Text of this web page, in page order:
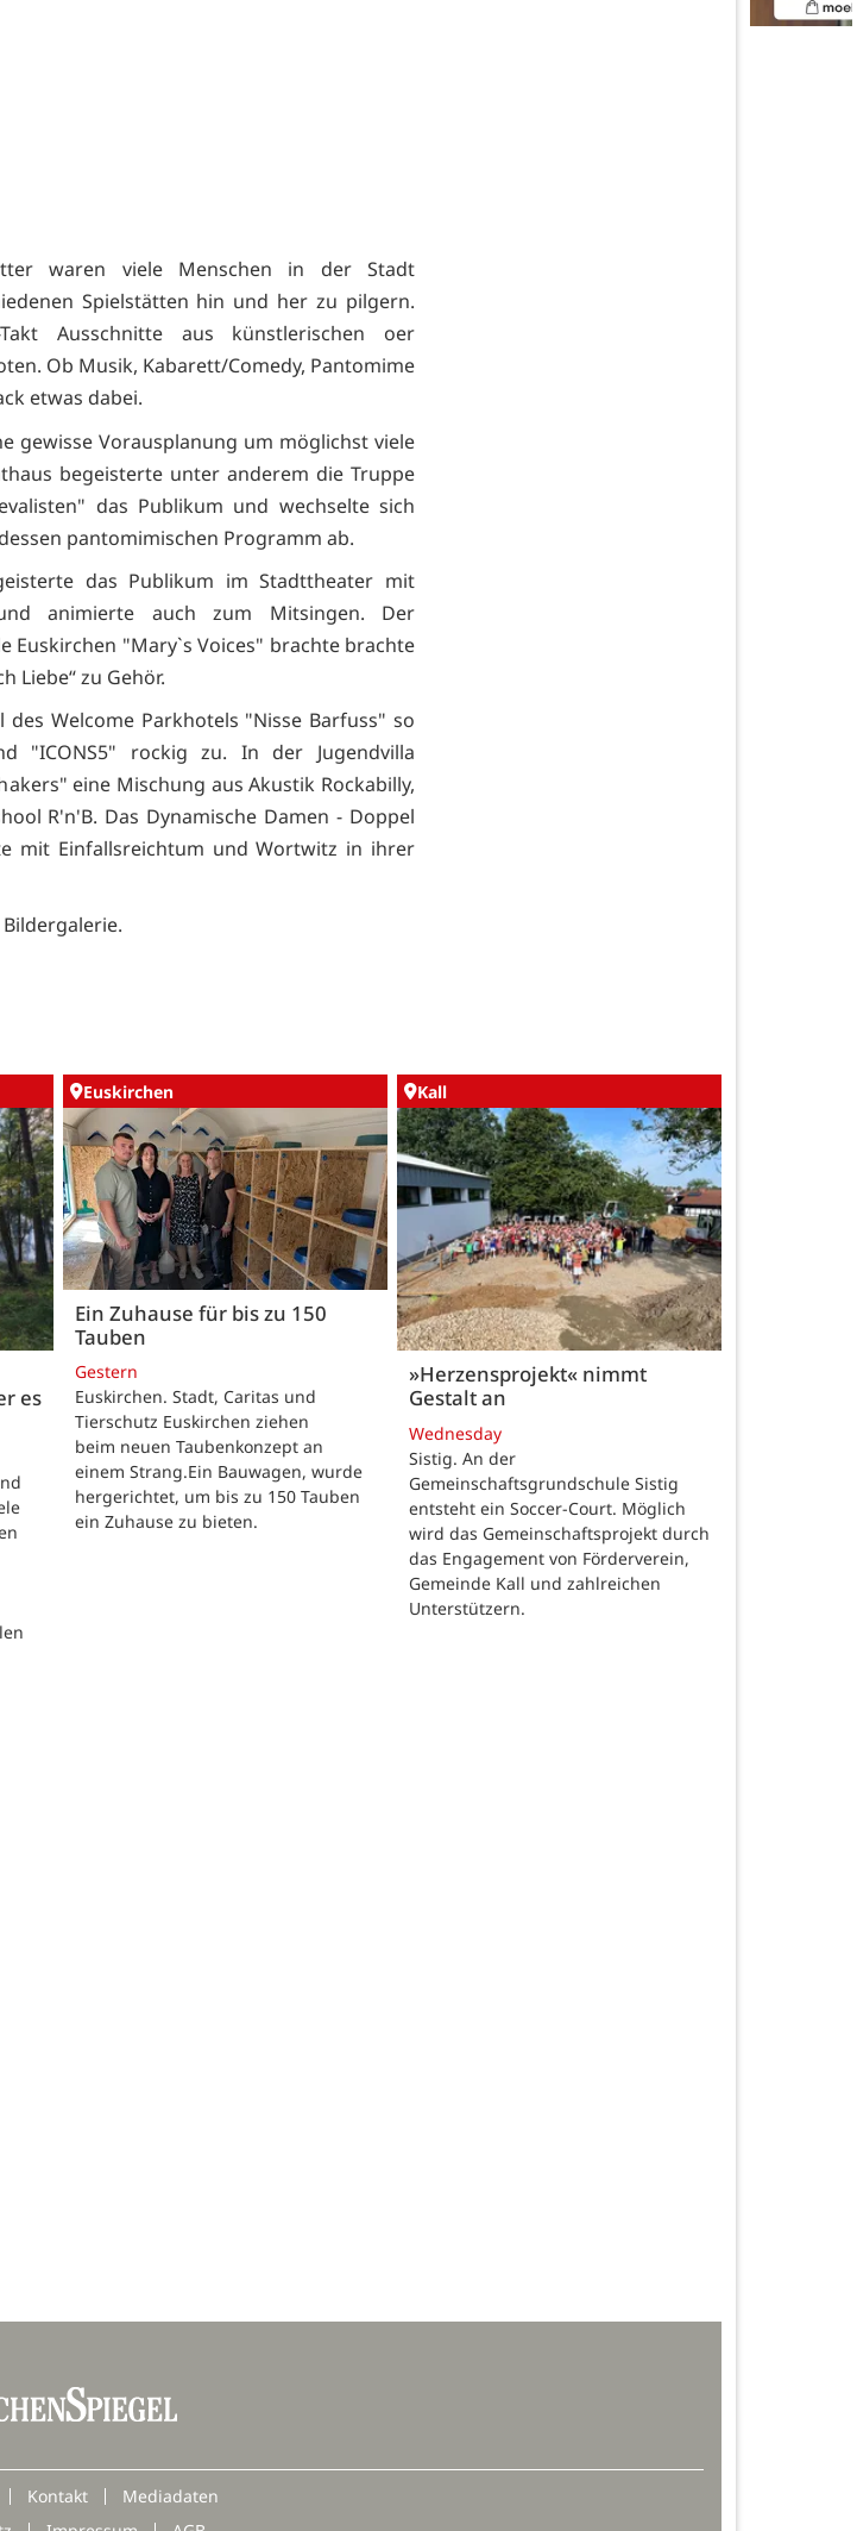
waren viele Menschen in der Stadt
Spielstätten hin und her zu pilgern.
Ausschnitte aus künstlerischen oer
Ob Musik, Kabarett/Comedy, Pantomime
etwas dabei.
gewisse Vorausplanung um möglichst viele
begeisterte unter anderem die Truppe
das Publikum und wechselte sich
pantomimischen Programm ab.
das Publikum im Stadttheater mit
animierte auch zum Mitsingen. Der
Euskirchen "Mary`s Voices" brachte brachte
Liebe“ zu Gehör.
Welcome Parkhotels "Nisse Barfuss" so
"ICONS5" rockig zu. In der Jugendvilla
eine Mischung aus Akustik Rockabilly,
R'n'B. Das Dynamische Damen - Doppel
mit Einfallsreichtum und Wortwitz in ihrer
es
Euskirchen
Ein Zuhause für bis zu 150
Tauben
Gestern
Euskirchen. Stadt, Caritas und
Tierschutz Euskirchen ziehen
beim neuen Taubenkonzept an
einem Strang.Ein Bauwagen, wurde
hergerichtet, um bis zu 150 Tauben
ein Zuhause zu bieten.
Kall
»Herzensprojekt« nimmt
Gestalt an
Wednesday
Sistig. An der
Gemeinschaftsgrundschule Sistig
entsteht ein Soccer-Court. Möglich
wird das Gemeinschaftsprojekt durch
das Engagement von Förderverein,
Gemeinde Kall und zahlreichen
Unterstützern.
Kontakt
Mediadaten